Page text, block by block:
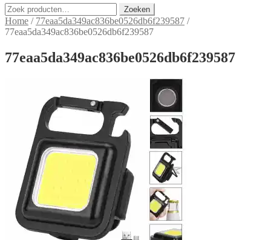
Zoeken
naar:
Zoeken
Home / 77eaa5da349ac836be0526db6f239587 /
77eaa5da349ac836be0526db6f239587
77eaa5da349ac836be0526db6f239587